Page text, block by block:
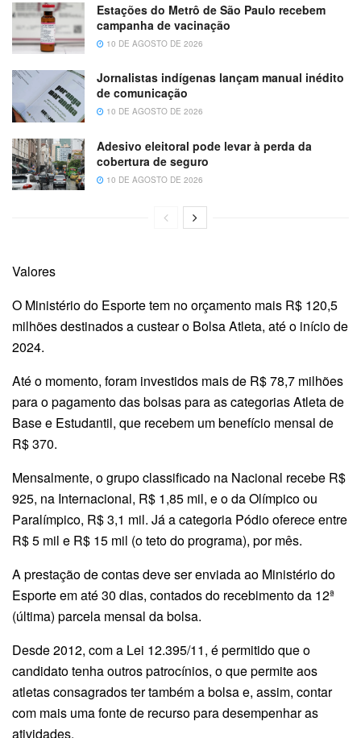
Estações do Metrô de São Paulo recebem
campanha de vacinação
10 DE AGOSTO DE 2026
Jornalistas indígenas lançam manual inédito
de comunicação
10 DE AGOSTO DE 2026
Adesivo eleitoral pode levar à perda da
cobertura de seguro
10 DE AGOSTO DE 2026
Valores
O Ministério do Esporte tem no orçamento mais R$ 120,5
milhões destinados a custear o Bolsa Atleta, até o início de
2024.
Até o momento, foram investidos mais de R$ 78,7 milhões
para o pagamento das bolsas para as categorias Atleta de
Base e Estudantil, que recebem um benefício mensal de
R$ 370.
Mensalmente, o grupo classificado na Nacional recebe R$
925, na Internacional, R$ 1,85 mil, e o da Olímpico ou
Paralímpico, R$ 3,1 mil. Já a categoria Pódio oferece entre
R$ 5 mil e R$ 15 mil (o teto do programa), por mês.
A prestação de contas deve ser enviada ao Ministério do
Esporte em até 30 dias, contados do recebimento da 12ª
(última) parcela mensal da bolsa.
Desde 2012, com a Lei 12.395/11, é permitido que o
candidato tenha outros patrocínios, o que permite aos
atletas consagrados ter também a bolsa e, assim, contar
com mais uma fonte de recurso para desempenhar as
atividades.